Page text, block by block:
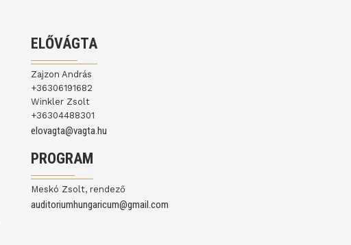
ELŐVÁGTA
Zajzon András
+36306191682
Winkler Zsolt
+36304488301
elovagta@vagta.hu
PROGRAM
Meskó Zsolt, rendező
auditoriumhungaricum@gmail.com